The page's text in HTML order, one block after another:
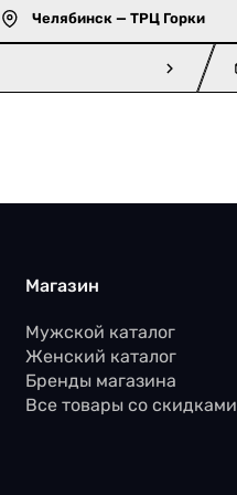
Челябинск — ТРЦ Горки
Магазин
Мужской каталог
Женский каталог
Бренды магазина
Все товары со скидками